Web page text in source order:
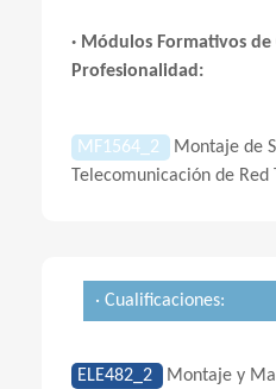
· Módulos Formativos
Profesionalidad:
MF1564_2
Montaje de
Telecomunicación de Red
· Cualificaciones:
ELE482_2
Montaje y